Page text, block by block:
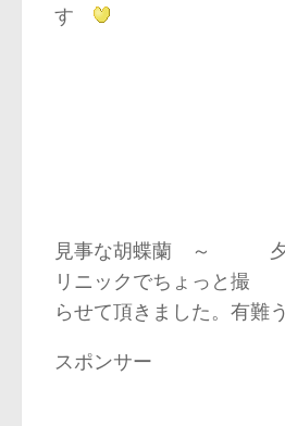
す
見事な胡蝶蘭 ～ 夕方
リニックでちょっと撮
らせて頂きました。有難
スポンサー